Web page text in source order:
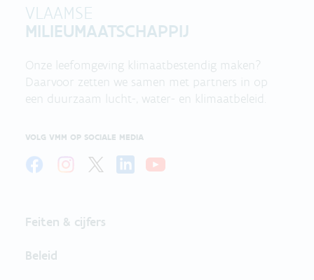
VLAAMSE
MILIEUMAATSCHAPPIJ
Onze leefomgeving klimaatbestendig maken?
Daarvoor zetten we samen met partners in op
een duurzaam lucht-, water- en klimaatbeleid.
VOLG VMM OP SOCIALE MEDIA
Feiten & cijfers
Beleid